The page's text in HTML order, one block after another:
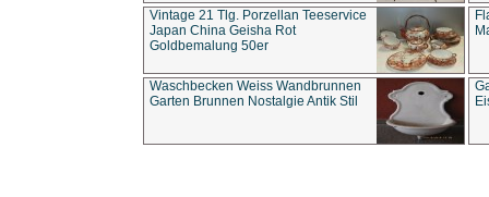
Vintage 21 Tlg. Porzellan Teeservice
Japan China Geisha Rot
Goldbemalung 50er
Waschbecken Weiss Wandbrunnen
Garten Brunnen Nostalgie Antik Stil